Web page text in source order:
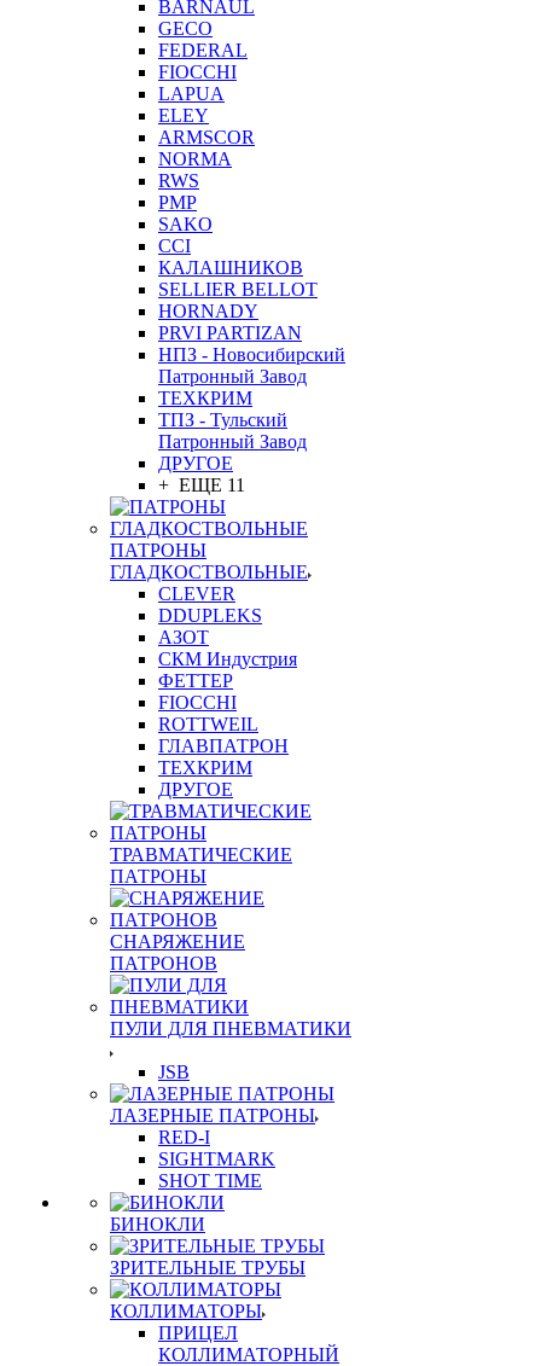
BARNAUL
GEСO
FEDERAL
FIOCCHI
LAPUA
ELEY
ARMSCOR
NORMA
RWS
PMP
SAKO
CCI
КАЛАШНИКОВ
SELLIER BELLOT
HORNADY
PRVI PARTIZAN
НПЗ - Новосибирский
Патронный Завод
ТЕХКРИМ
ТПЗ - Тульский
Патронный Завод
ДРУГОЕ
+ ЕЩЕ 11
ПАТРОНЫ
ГЛАДКОСТВОЛЬНЫЕ
CLEVER
DDUPLEKS
АЗОТ
СКМ Индустрия
ФЕТТЕР
FIOCCHI
ROTTWEIL
ГЛАВПАТРОН
ТЕХКРИМ
ДРУГОЕ
ТРАВМАТИЧЕСКИЕ
ПАТРОНЫ
СНАРЯЖЕНИЕ
ПАТРОНОВ
ПУЛИ ДЛЯ ПНЕВМАТИКИ
JSB
ЛАЗЕРНЫЕ ПАТРОНЫ
RED-I
SIGHTMARK
SHOT TIME
БИНОКЛИ
ЗРИТЕЛЬНЫЕ ТРУБЫ
КОЛЛИМАТОРЫ
ПРИЦЕЛ
КОЛЛИМАТОРНЫЙ